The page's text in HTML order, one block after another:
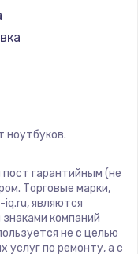
ноутбуков.
гарантийным (не
Торговые марки,
являются
компаний
не с целью
по ремонту, а с